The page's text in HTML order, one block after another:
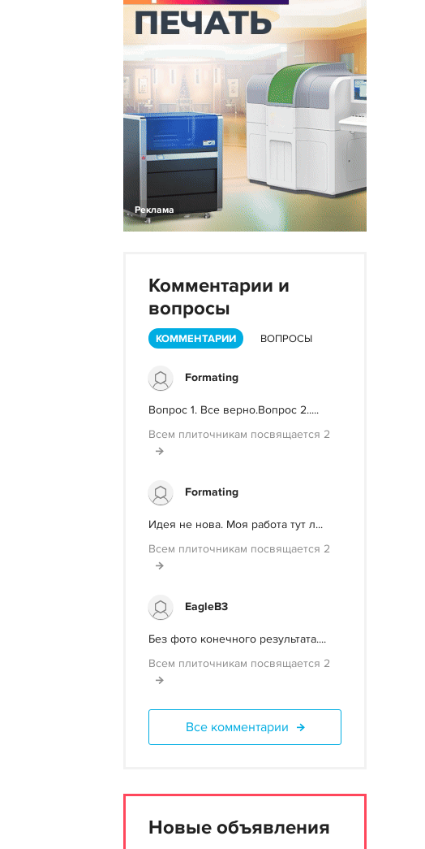
Реклама
Комментарии и
вопросы
КОММЕНТАРИИ ВОПРОСЫ
Formating
Вопрос 1. Все верно.Вопрос 2.....
Всем плиточникам посвящается 2
Formating
Идея не нова. Моя работа тут л...
Всем плиточникам посвящается 2
EagleB3
Без фото конечного результата....
Всем плиточникам посвящается 2
Все комментарии
Новые объявления